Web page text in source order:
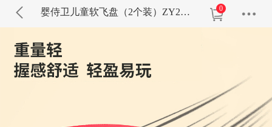
婴侍卫儿童软飞盘（2个装）ZY241B 0